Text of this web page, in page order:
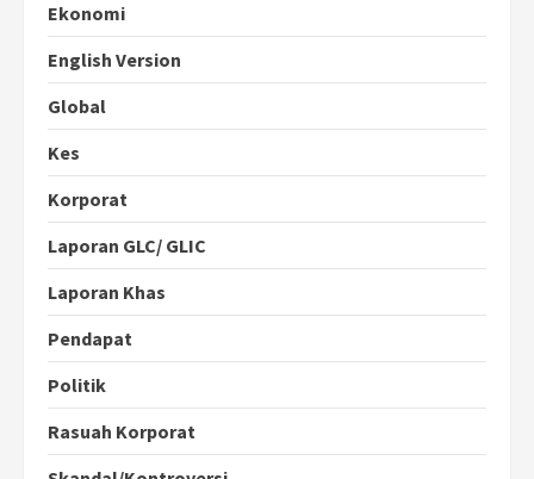
Ekonomi
English Version
Global
Kes
Korporat
Laporan GLC/ GLIC
Laporan Khas
Pendapat
Politik
Rasuah Korporat